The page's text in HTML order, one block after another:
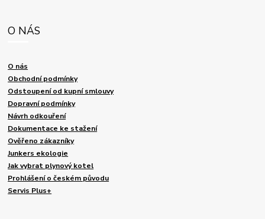
O NÁS
O nás
Obchodní podmínky
Odstoupení od kupní smlouvy
Dopravní podmínky
Návrh odkouření
Dokumentace ke stažení
Ověřeno zákazníky
Junkers ekologie
Jak vybrat plynový kotel
Prohlášení o českém původu
Servis Plus+